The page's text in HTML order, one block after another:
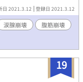
日 2021.3.12 登録日 2021.3.12
涙腺崩壊
腹筋崩壊
19